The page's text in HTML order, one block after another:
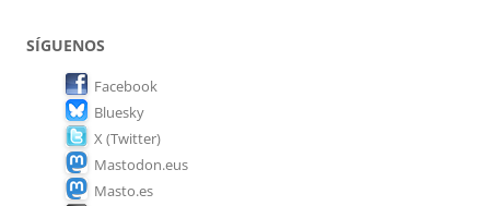
SÍGUENOS
Facebook
Bluesky
X (Twitter)
Mastodon.eus
Masto.es